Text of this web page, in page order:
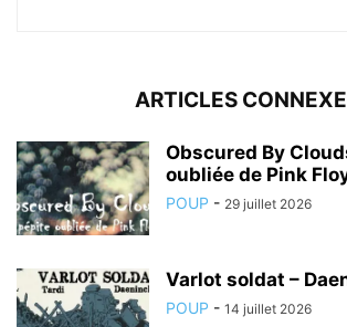
ARTICLES
Obscured By
oubliée de Pink
POUP - 29 juillet 2026
Varlot soldat –
POUP - 14 juillet 2026